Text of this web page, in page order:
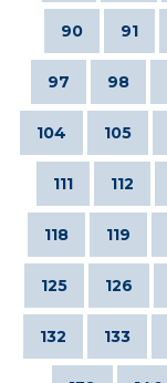
90 91
97 98
104 105
111 112
118 119
125 126
132 133